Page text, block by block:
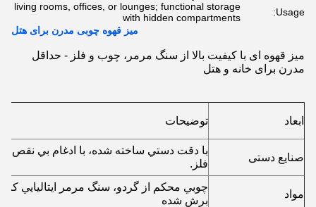
Usage:
living rooms, offices, or lounges; functional storage
with hidden compartments
میز قهوه چوبی مدرن برای هتل
میز قهوه ای با کیفیت بالا از سنگ مرمر، چوب و فلز - حداقل
مدرن برای خانه و هتل
ابعاد توضیحات
صنایع دستی
با دقت دستي ساخته شده، با ادغام بي نقص
فلز.
مواد
چوبي محکم از گردو، سنگ مرمر ايتاليايي
برش شده